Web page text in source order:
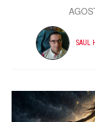
SAUL